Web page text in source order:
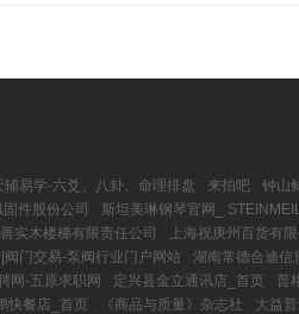
辅易学-六爻、八卦、命理排盘 来拍吧
钟山
件股份公司 斯坦美琳钢琴官网_
实木楼梯有限责任公司 上海祝庚州百货有
门交易-泵阀行业门户网站 湖南常德合迪信
网-五原求职网 定兴县金立通讯店_首页
普
快餐店_首页 《商品与质量》杂志社
大益